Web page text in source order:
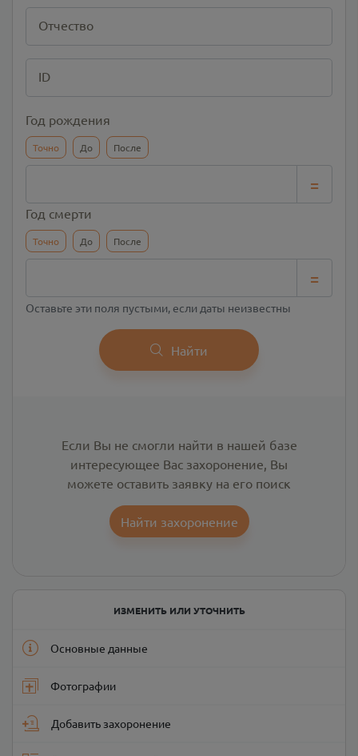
Отчество
ID
Год рождения
Точно До После
=
Год смерти
Точно До После
=
Оставьте эти поля пустыми, если даты неизвестны
Найти
Если Вы не смогли найти в нашей базе
интересующее Вас захоронение, Вы
можете оставить заявку на его поиск
Найти захоронение
ИЗМЕНИТЬ ИЛИ УТОЧНИТЬ
Основные данные
Фотографии
Добавить захоронение